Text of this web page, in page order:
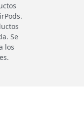
Se
los